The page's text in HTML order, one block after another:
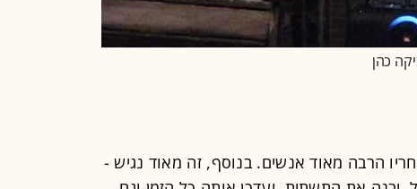
כהן
הרבה מאוד אנשים. בנוסף, זה מאוד נגיש -